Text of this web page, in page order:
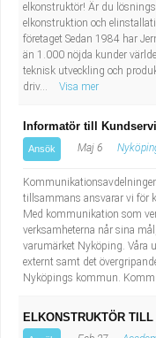
elkonstruktör! Är du
elkonstruktion och
företaget Sedan 1984 har
än 1.000 nöjda kunder
teknisk utveckling och
driv...
Visa mer
Informatör till
Ansök Maj 6
tillsammans ansvarar vi för
Med kommunikation som
verksamheterna når sina
varumärket Nyköping. Våra
externt samt det
Nyköpings kommun.
ELKONSTRUKTÖR